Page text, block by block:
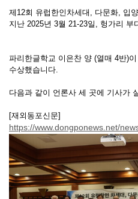
제12회 유럽한인차세대, 다문화, 입
지난 2025년 3월 21-23일, 헝가리 부
파리한글학교 이은찬 양 (열매 4반)
수상했습니다.
다음과 같이 언론사 세 곳에 기사가
[재외동포신문]
https://www.dongponews.net/